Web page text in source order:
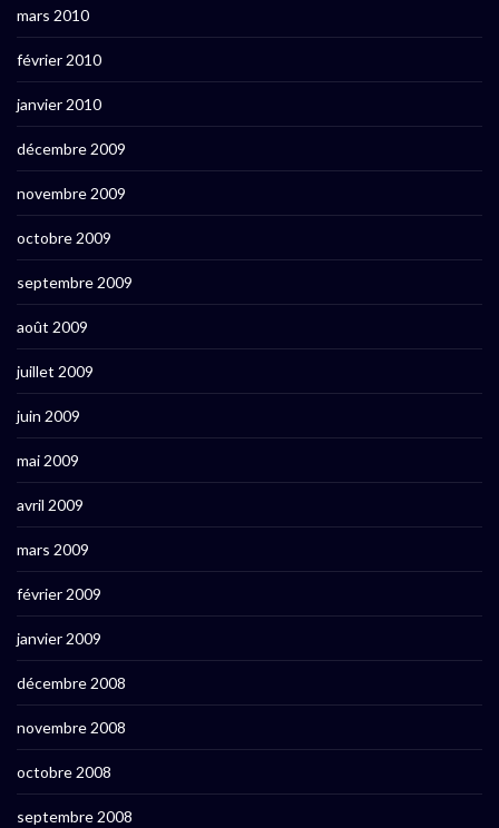
mars 2010
février 2010
janvier 2010
décembre 2009
novembre 2009
octobre 2009
septembre 2009
août 2009
juillet 2009
juin 2009
mai 2009
avril 2009
mars 2009
février 2009
janvier 2009
décembre 2008
novembre 2008
octobre 2008
septembre 2008